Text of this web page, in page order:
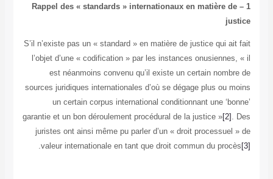
1 – Rappel des « standards » internationaux en matière
S’il n’existe pas un « standard » en matière de justice qui
l’objet d’une « codification » par les instances
est néanmoins convenu qu’il existe un certain
sources juridiques internationales d’où se dégage plus ou
un certain corpus international conditionnant une
garantie et un bon déroulement procédural de la justice »
juristes ont ainsi même pu parler d’un « droit
valeur internationale en tant que droit commun du
.